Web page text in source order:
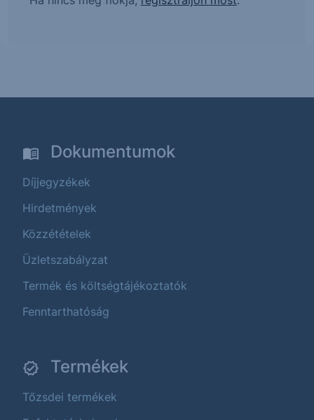
Dokumentumok
Díjjegyzékek
Hirdetmények
Közzétételek
Üzletszabályzat
Termék és költségtájékoztatók
Fenntarthatóság
Termékek
Tőzsdei termékek